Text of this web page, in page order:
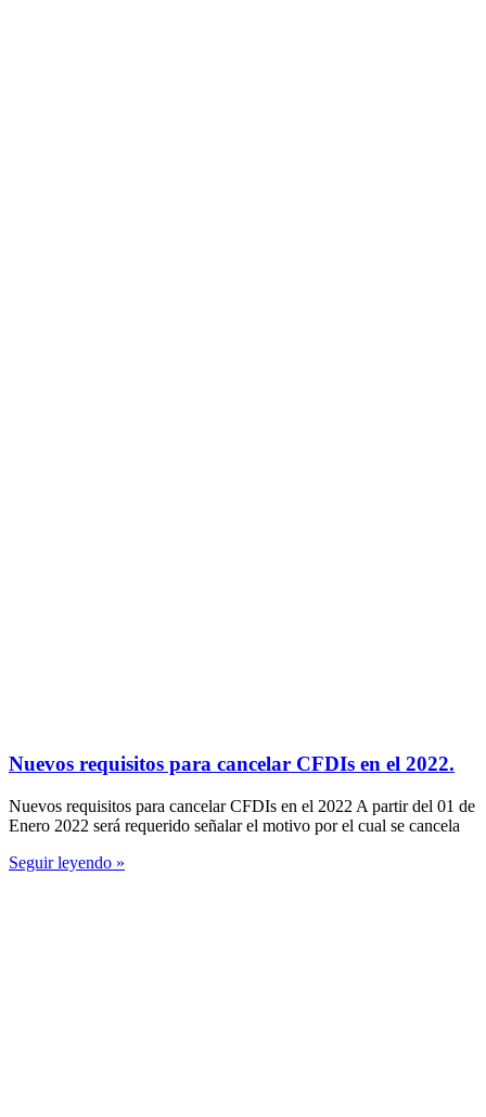
Nuevos requisitos para cancelar CFDIs en el 2022.
Nuevos requisitos para cancelar CFDIs en el 2022 A partir del 01 de
Enero 2022 será requerido señalar el motivo por el cual se cancela
Seguir leyendo »